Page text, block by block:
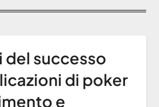
del successo
di poker
e